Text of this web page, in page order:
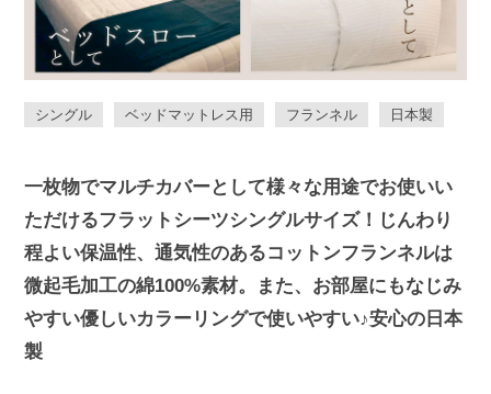
シングル ベッドマットレス用 フランネル 日本製
一枚物でマルチカバーとして様々な用途でお使いい
ただけるフラットシーツシングルサイズ！じんわり
程よい保温性、通気性のあるコットンフランネルは
微起毛加工の綿100%素材。また、お部屋にもなじみ
やすい優しいカラーリングで使いやすい♪安心の日本
製